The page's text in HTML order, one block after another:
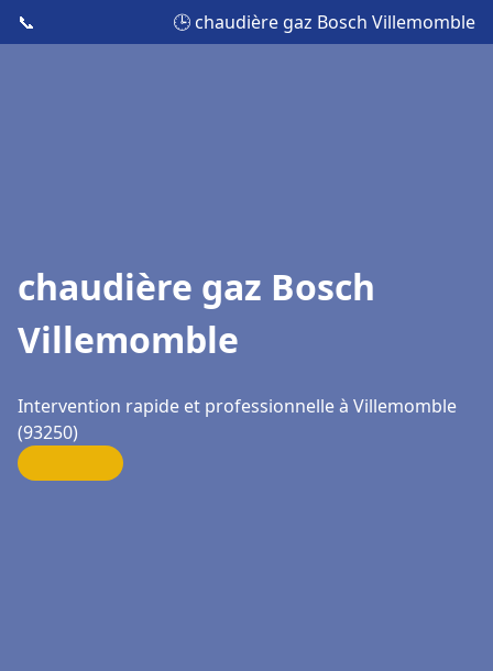
📞 🕒 chaudière gaz Bosch Villemomble
chaudière gaz Bosch
Villemomble
Intervention rapide et professionnelle à Villemomble
(93250)